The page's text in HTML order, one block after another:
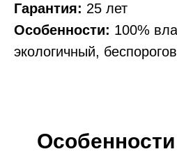
Гарантия: 25 лет
Особенности: 100%
экологичный,